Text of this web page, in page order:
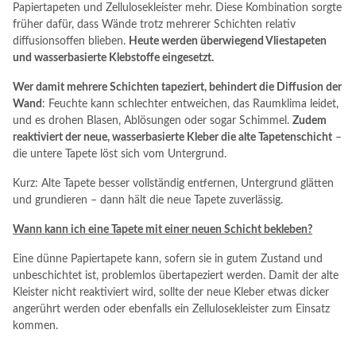
Papiertapeten und Zellulosekleister mehr. Diese Kombination sorgte
früher dafür, dass Wände trotz mehrerer Schichten relativ
diffusionsoffen blieben. Heute werden überwiegend Vliestapeten
und wasserbasierte Klebstoffe eingesetzt.
Wer damit mehrere Schichten tapeziert, behindert die Diffusion der
Wand : Feuchte kann schlechter entweichen, das Raumklima leidet,
und es drohen Blasen, Ablösungen oder sogar Schimmel. Zudem
reaktiviert der neue, wasserbasierte Kleber die alte Tapetenschicht –
die untere Tapete löst sich vom Untergrund.
Kurz: Alte Tapete besser vollständig entfernen, Untergrund glätten
und grundieren – dann hält die neue Tapete zuverlässig.
Wann kann ich eine Tapete mit einer neuen Schicht bekleben?
Eine dünne Papiertapete kann, sofern sie in gutem Zustand und
unbeschichtet ist, problemlos übertapeziert werden. Damit der alte
Kleister nicht reaktiviert wird, sollte der neue Kleber etwas dicker
angerührt werden oder ebenfalls ein Zellulosekleister zum Einsatz
kommen.